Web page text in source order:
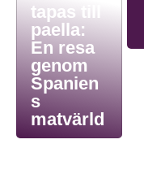
tapas till
paella:
En resa
genom
Spanien
s
matvärld